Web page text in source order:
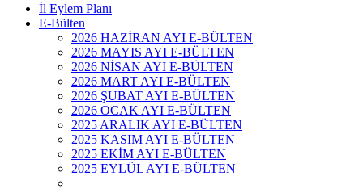
İl Eylem Planı
E-Bülten
2026 HAZİRAN AYI E-BÜLTEN
2026 MAYIS AYI E-BÜLTEN
2026 NİSAN AYI E-BÜLTEN
2026 MART AYI E-BÜLTEN
2026 ŞUBAT AYI E-BÜLTEN
2026 OCAK AYI E-BÜLTEN
2025 ARALIK AYI E-BÜLTEN
2025 KASIM AYI E-BÜLTEN
2025 EKİM AYI E-BÜLTEN
2025 EYLÜL AYI E-BÜLTEN